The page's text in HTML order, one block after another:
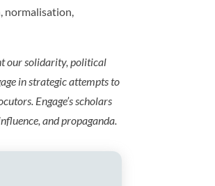
normalisation,
our solidarity, political
in strategic attempts to
Engage’s scholars
and propaganda.